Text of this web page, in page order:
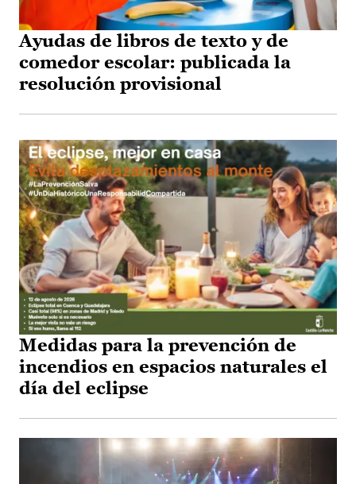
Ayudas de libros de texto y de
comedor escolar: publicada la
resolución provisional
Medidas para la prevención de
incendios en espacios naturales el
día del eclipse